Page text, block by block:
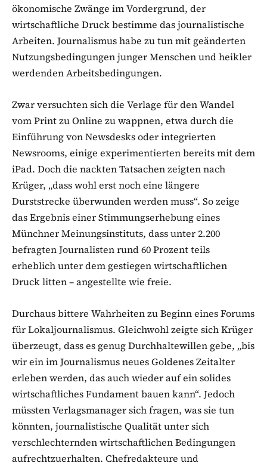
ökonomische Zwänge im Vordergrund, der
wirtschaftliche Druck bestimme das journalistische
Arbeiten. Journalismus habe zu tun mit geänderten
Nutzungsbedingungen junger Menschen und heikler
werdenden Arbeitsbedingungen.
Zwar versuchten sich die Verlage für den Wandel
vom Print zu Online zu wappnen, etwa durch die
Einführung von Newsdesks oder integrierten
Newsrooms, einige experimentierten bereits mit dem
iPad. Doch die nackten Tatsachen zeigten nach
Krüger, „dass wohl erst noch eine längere
Durststrecke überwunden werden muss“. So zeige
das Ergebnis einer Stimmungserhebung eines
Münchner Meinungsinstituts, dass unter 2.200
befragten Journalisten rund 60 Prozent teils
erheblich unter dem gestiegen wirtschaftlichen
Druck litten – angestellte wie freie.
Durchaus bittere Wahrheiten zu Beginn eines Forums
für Lokaljournalismus. Gleichwohl zeigte sich Krüger
überzeugt, dass es genug Durchhaltewillen gebe, „bis
wir ein im Journalismus neues Goldenes Zeitalter
erleben werden, das auch wieder auf ein solides
wirtschaftliches Fundament bauen kann“. Jedoch
müssten Verlagsmanager sich fragen, was sie tun
könnten, journalistische Qualität unter sich
verschlechternden wirtschaftlichen Bedingungen
aufrechtzuerhalten. Chefredakteure und